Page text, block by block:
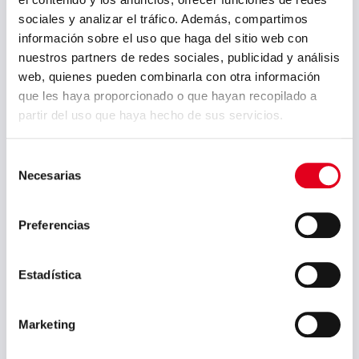
sociales y analizar el tráfico. Además, compartimos
información sobre el uso que haga del sitio web con
nuestros partners de redes sociales, publicidad y análisis
web, quienes pueden combinarla con otra información
que les haya proporcionado o que hayan recopilado a
partir del uso que haya hecho de sus servicios.
Necesarias
Preferencias
Estadística
Marketing
umsetzen.
Die Kontrolle des Zugangs der
Auftragsmitarbeiter zu unseren
Anlagen wird durch die CTAIMA-
Plattform verwaltet. Dank dieser
Plattform können die
Auβerdem kann Sidenor den Zugang
besser kontrollieren und die
Arbeiter besser verwalten.